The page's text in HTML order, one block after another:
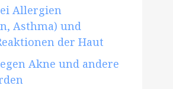
Allergien
Asthma) und
der Haut
Akne und andere